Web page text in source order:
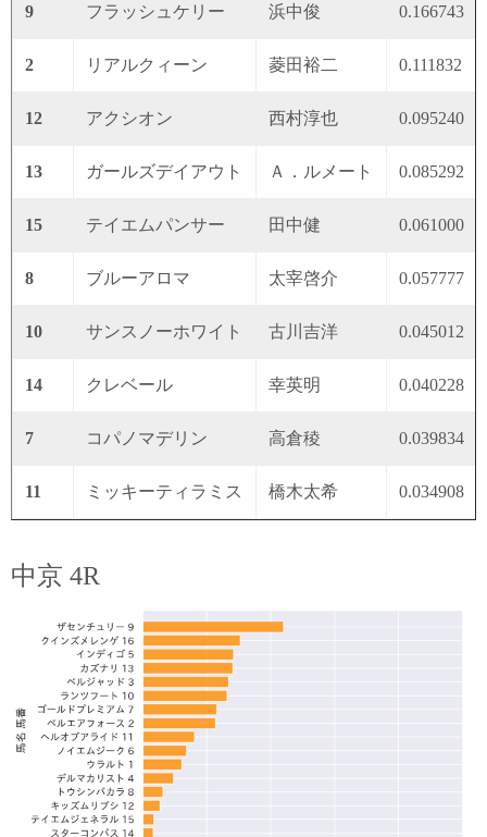
9 フラッシュケリー 浜中俊 0.166743
2 リアルクィーン 菱田裕二 0.111832
12 アクシオン 西村淳也 0.095240
13 ガールズデイアウト Ａ．ルメート 0.085292
15 テイエムパンサー 田中健 0.061000
8 ブルーアロマ 太宰啓介 0.057777
10 サンスノーホワイト 古川吉洋 0.045012
14 クレベール 幸英明 0.040228
7 コパノマデリン 高倉稜 0.039834
11 ミッキーティラミス 橋木太希 0.034908
中京 4R